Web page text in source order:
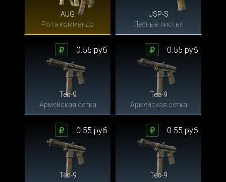
AUG
Рота коммандо
USP-S
Лесные листья
Tec-9
Армейская сетка
0.55 руб
Tec-9
Армейская сетка
0.55 руб
Tec-9
0.55 руб
Tec-9
0.55 руб